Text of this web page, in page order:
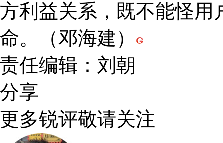
方利益关系，既不能怪用
命。（邓海建）
责任编辑：刘朝
分享
更多锐评敬请关注